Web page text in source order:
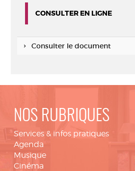
CONSULTER EN LIGNE
Consulter le document
NOS RUBRIQUES
Services & infos pratiques
Agenda
Musique
Cinéma